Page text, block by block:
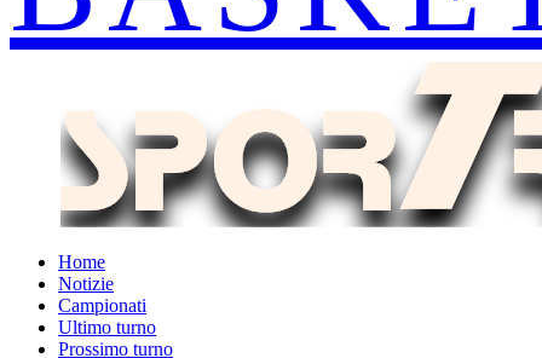
Home
Notizie
Campionati
Ultimo turno
Prossimo turno